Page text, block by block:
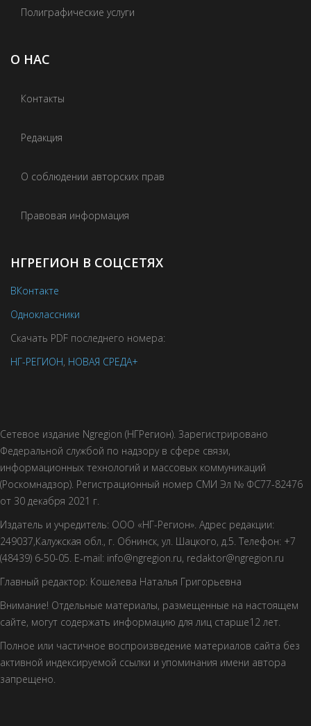
Полиграфические услуги
О НАС
Контакты
Редакция
О соблюдении авторских прав
Правовая информация
НГРЕГИОН В СОЦСЕТЯХ
ВКонтакте
Одноклассники
Скачать PDF последнего номера:
НГ-РЕГИОН, НОВАЯ СРЕДА+
Сетевое издание Ngregion (НГРегион). Зарегистрировано
Федеральной службой по надзору в сфере связи,
информационных технологий и массовых коммуникаций
(Роскомнадзор). Регистрационный номер СМИ Эл № ФС77-82476
от 30 декабря 2021 г.
Издатель и учредитель: ООО «НГ-Регион». Адрес редакции:
249037,Калужская обл., г. Обнинск, ул. Шацкого, д.5. Телефон: +7
(48439) 6-50-05. E-mail: info@ngregion.ru, redaktor@ngregion.ru
Главный редактор: Кошелева Наталья Григорьевна
Внимание! Отдельные материалы, размещенные на настоящем
сайте, могут содержать информацию для лиц старше12 лет.
Полное или частичное воспроизведение материалов сайта без
активной индексируемой ссылки и упоминания имени автора
запрещено.